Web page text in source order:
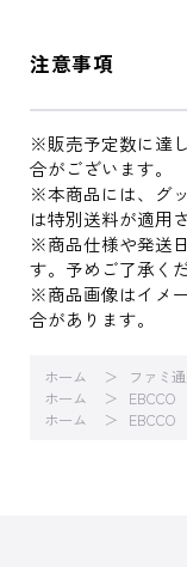
注意事項
※販売予定数に達
合がございます。
※本商品には、グ
は特別送料が適用
※商品仕様や発送
す。予めご了承くだ
※商品画像はイメ
合があります。
ホーム ファミ
ホーム
EBCCO
ホーム
EBCCO